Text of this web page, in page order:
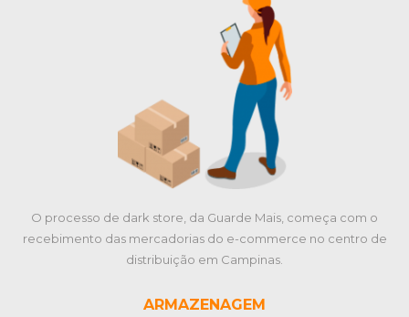
O processo de dark store, da Guarde Mais, começa com o
recebimento das mercadorias do e-commerce no centro de
distribuição em Campinas.
ARMAZENAGEM